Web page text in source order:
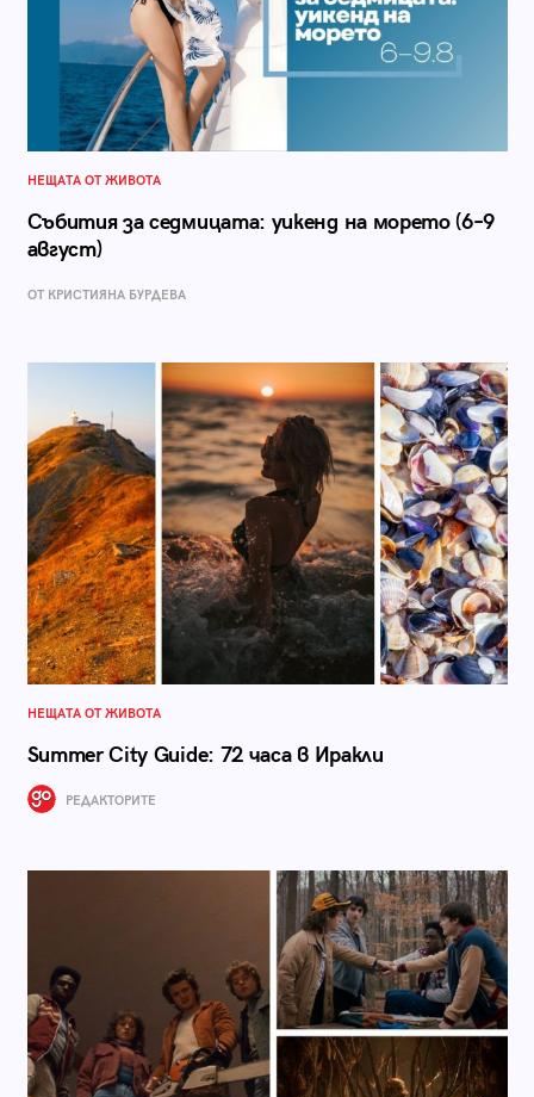
НЕЩАТА ОТ ЖИВОТА
Събития за седмицата: уикенд на морето (6–9
август)
ОТ КРИСТИЯНА БУРДЕВА
НЕЩАТА ОТ ЖИВОТА
Summer City Guide: 72 часа в Иракли
РЕДАКТОРИТЕ